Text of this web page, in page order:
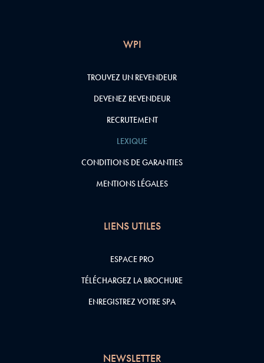
WPI
TROUVEZ UN REVENDEUR
DEVENEZ REVENDEUR
RECRUTEMENT
LEXIQUE
CONDITIONS DE GARANTIES
MENTIONS LÉGALES
LIENS UTILES
ESPACE PRO
TÉLÉCHARGEZ LA BROCHURE
ENREGISTREZ VOTRE SPA
NEWSLETTER